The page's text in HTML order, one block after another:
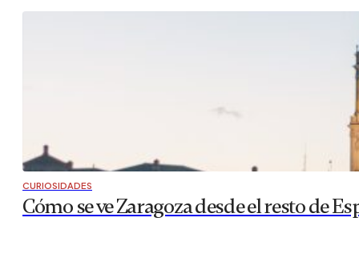
CURIOSIDADES
Cómo se ve Zaragoza desde el resto de